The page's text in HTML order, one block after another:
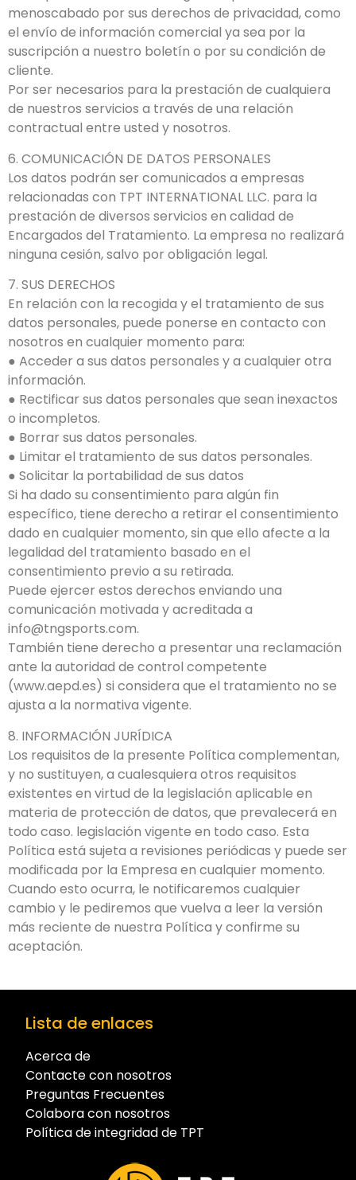
menoscabado por sus derechos de privacidad, como
el envío de información comercial ya sea por la
suscripción a nuestro boletín o por su condición de
cliente.
Por ser necesarios para la prestación de cualquiera
de nuestros servicios a través de una relación
contractual entre usted y nosotros.
6. COMUNICACIÓN DE DATOS PERSONALES
Los datos podrán ser comunicados a empresas
relacionadas con TPT INTERNATIONAL LLC. para la
prestación de diversos servicios en calidad de
Encargados del Tratamiento. La empresa no realizará
ninguna cesión, salvo por obligación legal.
7. SUS DERECHOS
En relación con la recogida y el tratamiento de sus
datos personales, puede ponerse en contacto con
nosotros en cualquier momento para:
● Acceder a sus datos personales y a cualquier otra
información.
● Rectificar sus datos personales que sean inexactos
o incompletos.
● Borrar sus datos personales.
● Limitar el tratamiento de sus datos personales.
● Solicitar la portabilidad de sus datos
Si ha dado su consentimiento para algún fin
específico, tiene derecho a retirar el consentimiento
dado en cualquier momento, sin que ello afecte a la
legalidad del tratamiento basado en el
consentimiento previo a su retirada.
Puede ejercer estos derechos enviando una
comunicación motivada y acreditada a
info@tngsports.com.
También tiene derecho a presentar una reclamación
ante la autoridad de control competente
(www.aepd.es) si considera que el tratamiento no se
ajusta a la normativa vigente.
8. INFORMACIÓN JURÍDICA
Los requisitos de la presente Política complementan,
y no sustituyen, a cualesquiera otros requisitos
existentes en virtud de la legislación aplicable en
materia de protección de datos, que prevalecerá en
todo caso. legislación vigente en todo caso. Esta
Política está sujeta a revisiones periódicas y puede ser
modificada por la Empresa en cualquier momento.
Cuando esto ocurra, le notificaremos cualquier
cambio y le pediremos que vuelva a leer la versión
más reciente de nuestra Política y confirme su
aceptación.
Lista de enlaces
Acerca de
Contacte con nosotros
Preguntas Frecuentes
Colabora con nosotros
Política de integridad de TPT